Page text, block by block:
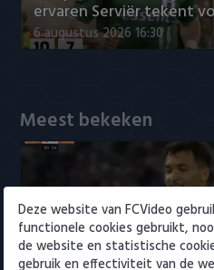
ervaren Serviër tekent
6 augustus 2026 16:30
Meest bekeken
Samenvatting Ajax -
FC 3-1
Deze website van FCVideo
functionele cookies gebruikt,
de website en statistische
gebruik en effectiviteit van de